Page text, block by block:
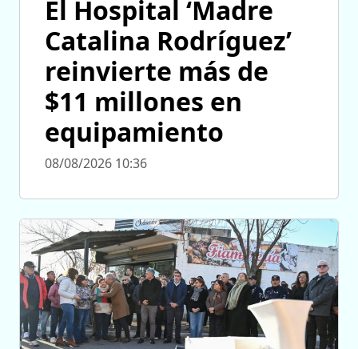
El Hospital ‘Madre
Catalina Rodríguez’
reinvierte más de
$11 millones en
equipamiento
08/08/2026 10:36